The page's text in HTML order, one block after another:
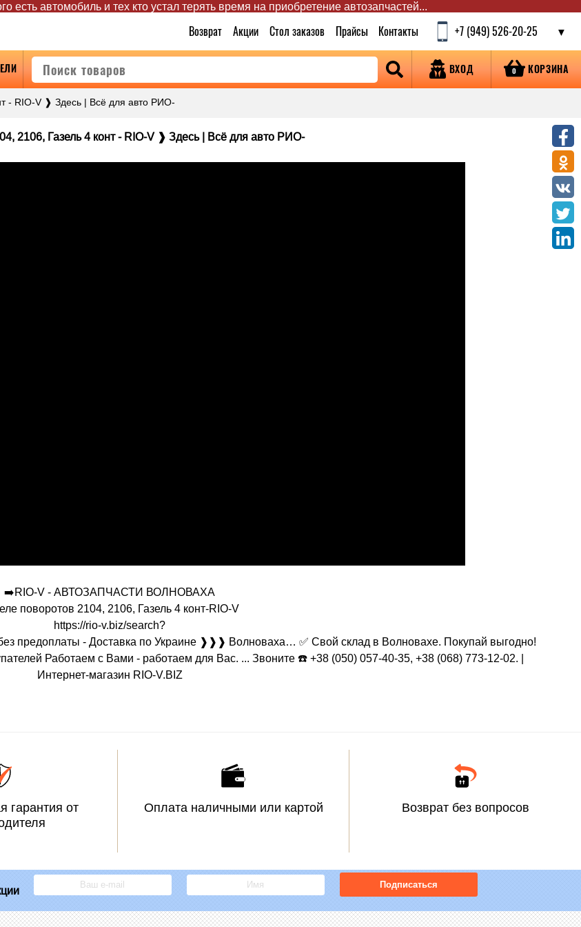
есть автомобиль и тех кто устал терять время на приобретение автозапчастей...
Возврат Акции Стол заказов Прайсы Контакты +7 (949) 526-20-25
ВХОД 0 КОРЗИНА
- RIO-V ❱ Здесь | Всё для авто РИО-
2106, Газель 4 конт - RIO-V ❱ Здесь | Всё для авто РИО-
➡️RIO-V - АВТОЗАПЧАСТИ ВОЛНОВАХА
поворотов 2104, 2106, Газель 4 конт-RIO-V
https://rio-v.biz/search?
предоплаты - Доставка по Украине ❱❱❱ Волноваха… ✅ Свой склад в Волновахе. Покупай выгодно!
Работаем с Вами - работаем для Вас. ... Звоните ☎️ +38 (050) 057-40-35, +38 (068) 773-12-02. |
Интернет-магазин RIO-V.BIZ
гарантия от
Оплата наличными или картой Возврат без вопросов
Подписаться